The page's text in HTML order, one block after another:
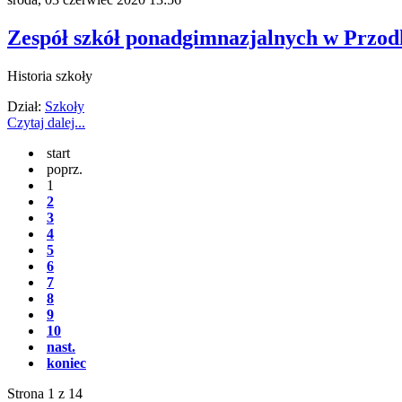
Zespół szkół ponadgimnazjalnych w
Historia szkoły
Dział: Szkoły
Czytaj dalej...
start
poprz.
1
2
3
4
5
6
7
8
9
10
nast.
koniec
Strona 1 z 14